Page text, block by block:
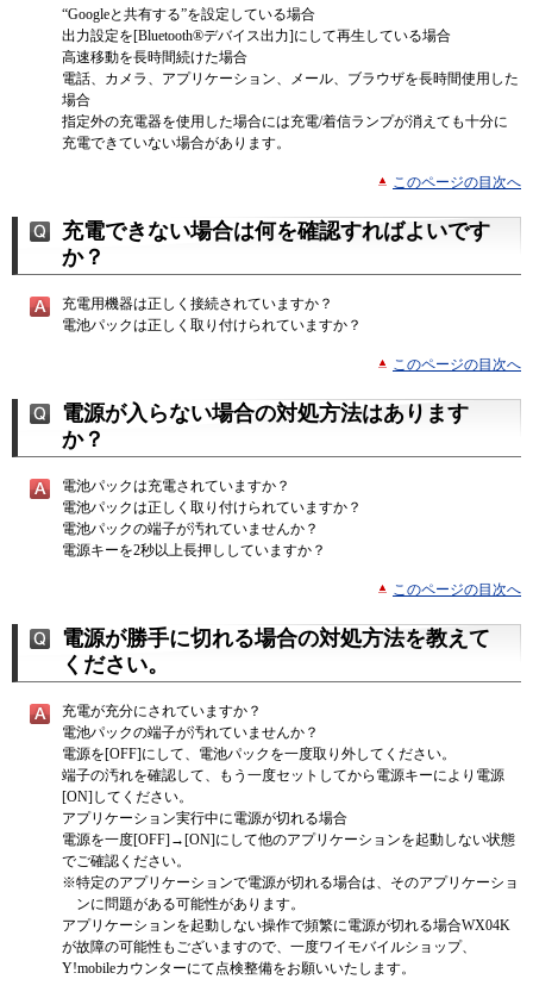
“Googleと共有する”を設定している場合
出力設定を[Bluetooth®デバイス出力]にして再生している場合
高速移動を長時間続けた場合
電話、カメラ、アプリケーション、メール、ブラウザを長時間使用した
場合
指定外の充電器を使用した場合には充電/着信ランプが消えても十分に
充電できていない場合があります。
このページの目次へ
充電できない場合は何を確認すればよいです
か？
充電用機器は正しく接続されていますか？
電池パックは正しく取り付けられていますか？
このページの目次へ
電源が入らない場合の対処方法はあります
か？
電池パックは充電されていますか？
電池パックは正しく取り付けられていますか？
電池パックの端子が汚れていませんか？
電源キーを2秒以上長押ししていますか？
このページの目次へ
電源が勝手に切れる場合の対処方法を教えて
ください。
充電が充分にされていますか？
電池パックの端子が汚れていませんか？
電源を[OFF]にして、電池パックを一度取り外してください。
端子の汚れを確認して、もう一度セットしてから電源キーにより電源
[ON]してください。
アプリケーション実行中に電源が切れる場合
電源を一度[OFF]→[ON]にして他のアプリケーションを起動しない状態
でご確認ください。
※特定のアプリケーションで電源が切れる場合は、そのアプリケーショ
ンに問題がある可能性があります。
アプリケーションを起動しない操作で頻繁に電源が切れる場合WX04K
が故障の可能性もございますので、一度ワイモバイルショップ、
Y!mobileカウンターにて点検整備をお願いいたします。